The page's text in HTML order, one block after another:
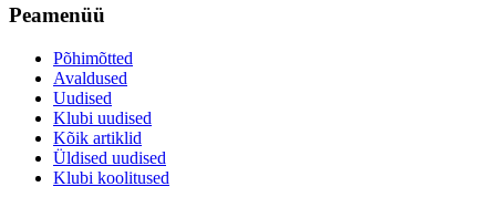
Peamenüü
Põhimõtted
Avaldused
Uudised
Klubi uudised
Kõik artiklid
Üldised uudised
Klubi koolitused